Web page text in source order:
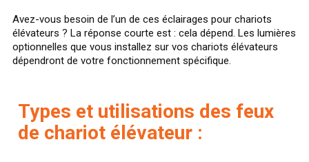
Avez-vous besoin de l’un de ces éclairages pour chariots
élévateurs ? La réponse courte est : cela dépend. Les lumières
optionnelles que vous installez sur vos chariots élévateurs
dépendront de votre fonctionnement spécifique.
Types et utilisations des feux
de chariot élévateur :